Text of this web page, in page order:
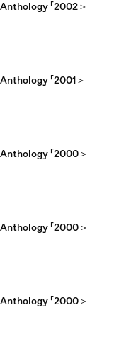
「2002＞
「2001＞
「2000＞
「2000＞
「2000＞